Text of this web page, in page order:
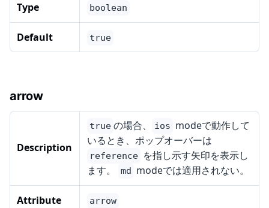
Type boolean
Default true
arrow
Description
true の場合、 ios modeで動作して
いるとき、ポップオーバーは
reference を指し示す矢印を表示し
ます。
md modeでは適用されない。
Attribute arrow